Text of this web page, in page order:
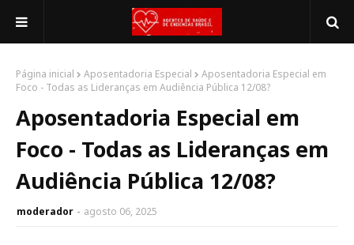
Página inicial Aposentadoria Especial
Aposentadoria Especial em
Foco - Todas as Lideranças em Audiência Pública 12/08?
Aposentadoria Especial em
Foco - Todas as Lideranças em
Audiência Pública 12/08?
moderador agosto 06, 2025